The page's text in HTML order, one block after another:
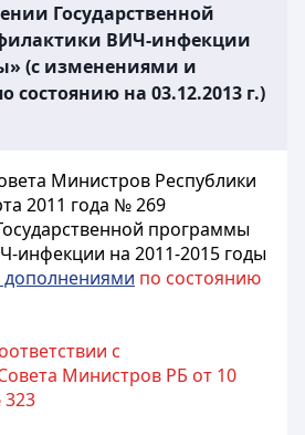
Государственной
ВИЧ-инфекции
(с изменениями и
состоянию на 03.12.2013 г.)
Министров Республики
2011 года № 269
программы
инфекции на 2011-2015 годы
по состоянию
с
Министров РБ от 10